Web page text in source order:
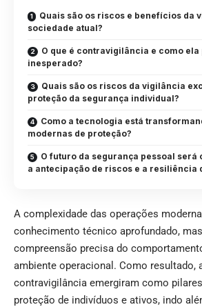
Quais são os riscos e benefícios da
sociedade atual?
O que é contravigilância e como
inesperado?
Quais são os riscos da vigilância
proteção da segurança individual?
Como a tecnologia está
modernas de proteção?
O futuro da segurança pessoal será
a antecipação de riscos e a resiliência
A complexidade das operações
conhecimento técnico aprofundado,
compreensão precisa do
ambiente operacional. Como resultado,
contravigilância emergiram como
proteção de indivíduos e ativos, indo